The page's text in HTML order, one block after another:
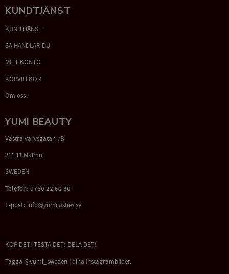
KUNDTJÄNST
KUNDTJÄNST
SÅ HANDLAR DU
MITT KONTO
KÖPVILLKOR
Om oss
YUMI BEAUTY
Västra varvsgatan 7B
211 11 Malmö
SWEDEN
Telefon: 0760 22 60 30
E-post: info@yumilashes.se
KÖP DET! TESTA DET! DELA DET!
Tagga @yumi_sweden i dina Instagrambilder.